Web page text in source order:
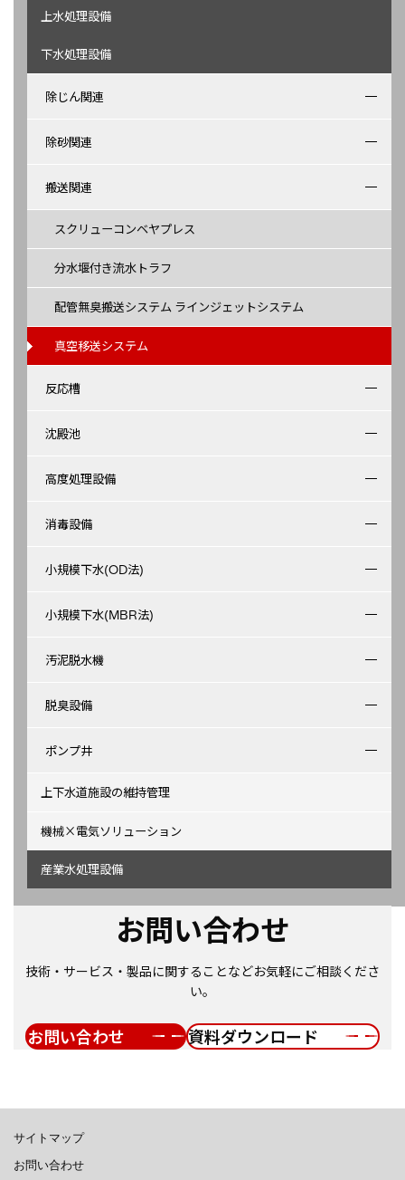
上水処理設備
下水処理設備
除じん関連
除砂関連
搬送関連
スクリューコンベヤプレス
分水堰付き流水トラフ
配管無臭搬送システム ラインジェットシステム
真空移送システム
反応槽
沈殿池
高度処理設備
消毒設備
小規模下水(OD法)
小規模下水(MBR法)
汚泥脱水機
脱臭設備
ポンプ井
上下水道施設の維持管理
機械×電気ソリューション
産業水処理設備
お問い合わせ
技術・サービス・製品に関することなどお気軽にご相談くださ
い。
お問い合わせ 資料ダウンロード
サイトマップ
お問い合わせ